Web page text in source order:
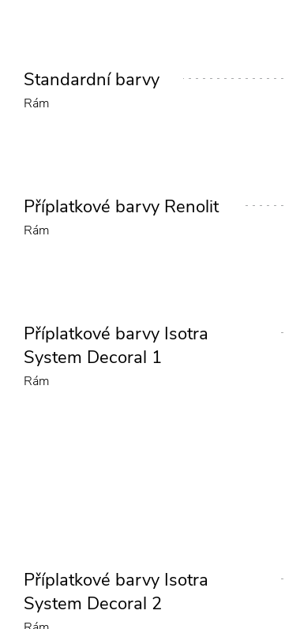
Standardní barvy
Rám
Příplatkové barvy Renolit
Rám
Příplatkové barvy Isotra
System Decoral 1
Rám
Příplatkové barvy Isotra
System Decoral 2